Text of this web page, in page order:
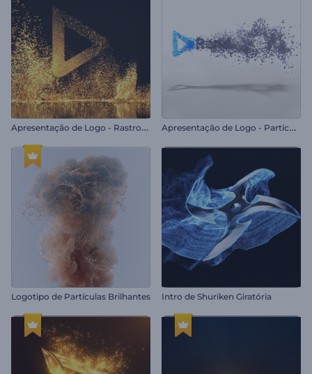
A
presentação de Logo - Rastros de Glitter A
presentação de Logo - Partículas Simples
Logotipo de Partículas Brilhantes Intro de Shuriken Giratória